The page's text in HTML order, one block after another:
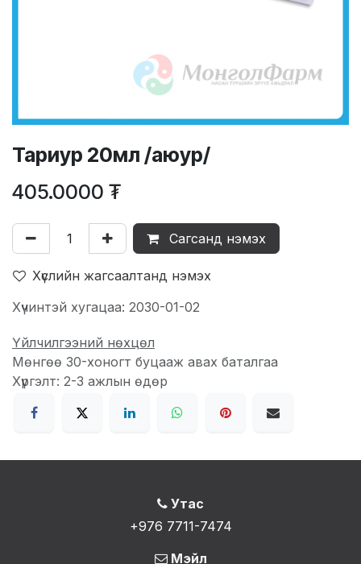
Тариур 20мл /аюур/
405.0000 ₮
Сагсанд нэмэх
Хүслийн жагсаалтанд нэмэх
Хүчинтэй хугацаа: 2030-01-02
Үйлчилгээний нөхцөл
Мөнгөө 30-хоногт буцааж авах баталгаа
Хүргэлт: 2-3 ажлын өдөр
Утас
+976 7711-7474
Мэйл